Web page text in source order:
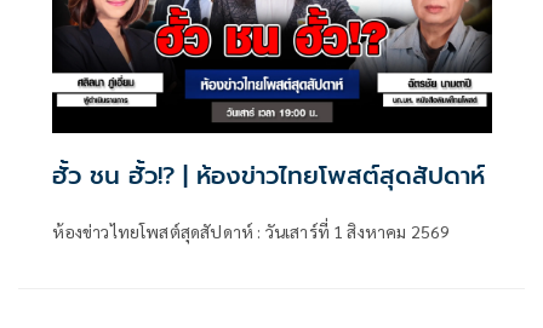
ฮั้ว ชน ฮั้ว!? | ห้องข่าวไทยโพสต์สุดสัปดาห์
ห้องข่าวไทยโพสต์สุดสัปดาห์ : วันเสาร์ที่ 1 สิงหาคม 2569